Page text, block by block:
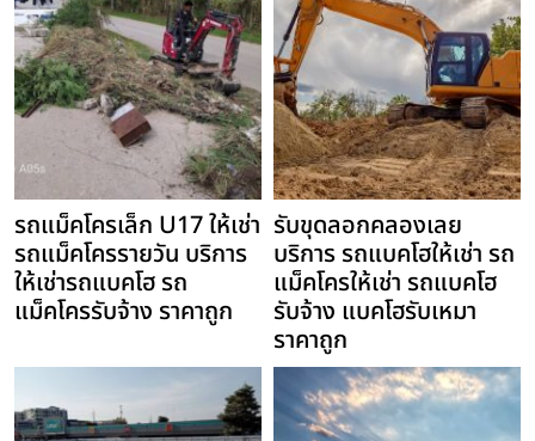
รถแม็คโครเล็ก U17 ให้เช่า
รถแม็คโครรายวัน บริการ
ให้เช่ารถแบคโฮ รถ
แม็คโครรับจ้าง ราคาถูก
รับขุดลอกคลองเลย
บริการ รถแบคโฮให้เช่า รถ
แม็คโครให้เช่า รถแบคโฮ
รับจ้าง แบคโฮรับเหมา
ราคาถูก